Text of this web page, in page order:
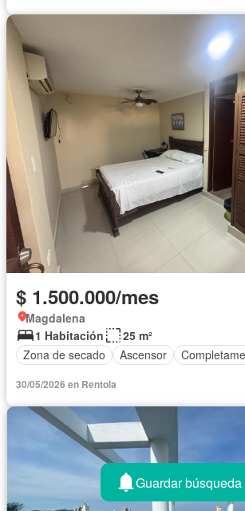
$ 1.500.000/mes
Magdalena
1 Habitación
25 m²
Zona de secado
Ascensor
30/05/2026 en Rentola
Guardar búsqueda